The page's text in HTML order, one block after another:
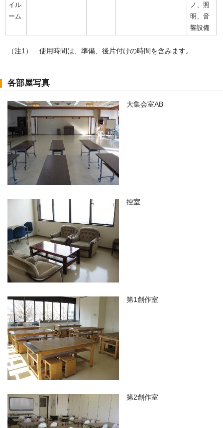
イル
ーム
ノ、照
明、音
響設備
（注1） 使用時間は、準備、後片付けの時間を含みます。
各部屋写真
大集会室AB
控室
第1創作室
第2創作室